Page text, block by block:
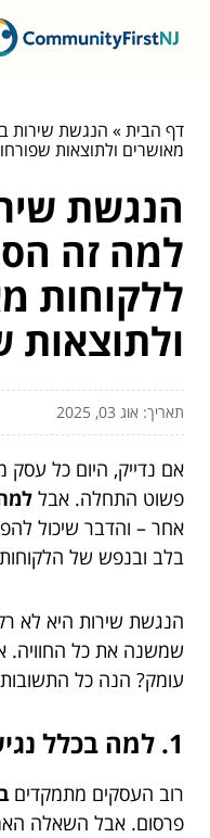
דף הבית» הנגשת שירות
מאושרים ולתוצאות
הנגשת
למה זה
ללקוחות
ולתוצאות
תאריך: אוג 03, 2025
אם נדייק, היום כל עסק
פשוט התחלה. אבל
אחר – והדבר שיכול
בלב ובנפש של
הנגשת שירות היא לא
שמשנה את כל החוויה.
עומק? הנה כל
1. למה בכלל נגישות?
רוב העסקים מתמקדים
פרסום. אבל השאלה